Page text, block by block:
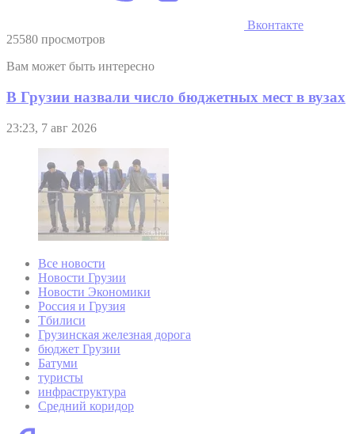
Вконтакте
25580 просмотров
Вам может быть интересно
В Грузии назвали число бюджетных мест в вузах
23:23, 7 авг 2026
Все новости
Новости Грузии
Новости Экономики
Россия и Грузия
Тбилиси
Грузинская железная дорога
бюджет Грузии
Батуми
туристы
инфраструктура
Средний коридор